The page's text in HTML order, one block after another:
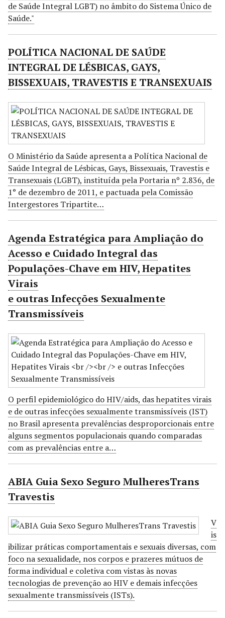
de Saúde Integral LGBT) no âmbito do Sistema Único de
Saúde."
POLÍTICA NACIONAL DE SAÚDE
INTEGRAL DE LÉSBICAS, GAYS,
BISSEXUAIS, TRAVESTIS E TRANSEXUAIS
O Ministério da Saúde apresenta a Política Nacional de
Saúde Integral de Lésbicas, Gays, Bissexuais, Travestis e
Transexuais (LGBT), instituída pela Portaria nº 2.836, de
1° de dezembro de 2011, e pactuada pela Comissão
Intergestores Tripartite…
Agenda Estratégica para Ampliação do
Acesso e Cuidado Integral das
Populações-Chave em HIV, Hepatites
Virais
e outras Infecções Sexualmente
Transmissíveis
O perfil epidemiológico do HIV/aids, das hepatites virais
e de outras infecções sexualmente transmissíveis (IST)
no Brasil apresenta prevalências desproporcionais entre
alguns segmentos populacionais quando comparadas
com as prevalências entre a…
ABIA Guia Sexo Seguro MulheresTrans
Travestis
V
is
ibilizar práticas comportamentais e sexuais diversas, com
foco na sexualidade, nos corpos e prazeres mútuos de
forma individual e coletiva com vistas às novas
tecnologias de prevenção ao HIV e demais infecções
sexualmente transmissíveis (ISTs).